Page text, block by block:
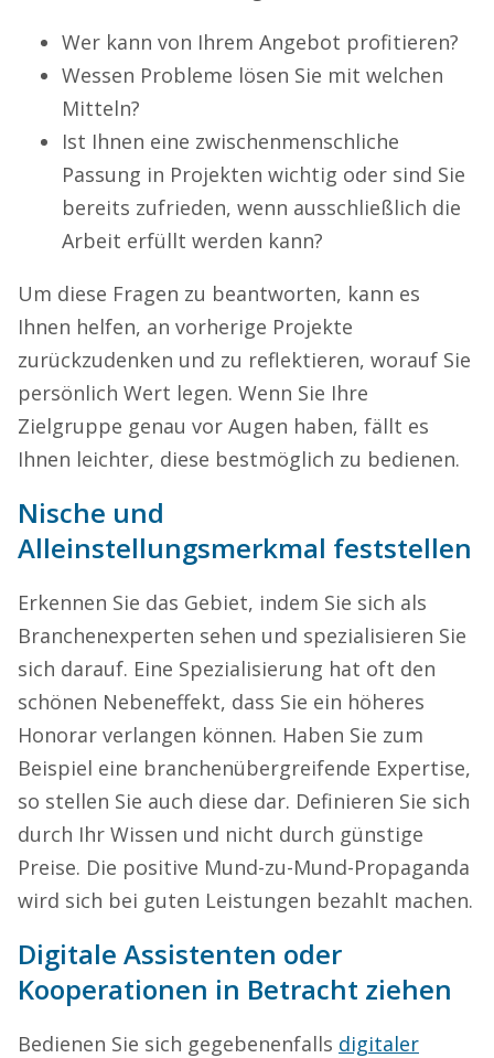
Wer kann von Ihrem Angebot profitieren?
Wessen Probleme lösen Sie mit welchen
Mitteln?
Ist Ihnen eine zwischenmenschliche
Passung in Projekten wichtig oder sind Sie
bereits zufrieden, wenn ausschließlich die
Arbeit erfüllt werden kann?
Um diese Fragen zu beantworten, kann es
Ihnen helfen, an vorherige Projekte
zurückzudenken und zu reflektieren, worauf Sie
persönlich Wert legen. Wenn Sie Ihre
Zielgruppe genau vor Augen haben, fällt es
Ihnen leichter, diese bestmöglich zu bedienen.
Nische und
Alleinstellungsmerkmal feststellen
Erkennen Sie das Gebiet, indem Sie sich als
Branchenexperten sehen und spezialisieren Sie
sich darauf. Eine Spezialisierung hat oft den
schönen Nebeneffekt, dass Sie ein höheres
Honorar verlangen können. Haben Sie zum
Beispiel eine branchenübergreifende Expertise,
so stellen Sie auch diese dar. Definieren Sie sich
durch Ihr Wissen und nicht durch günstige
Preise. Die positive Mund-zu-Mund-Propaganda
wird sich bei guten Leistungen bezahlt machen.
Digitale Assistenten oder
Kooperationen in Betracht ziehen
Bedienen Sie sich gegebenenfalls digitaler